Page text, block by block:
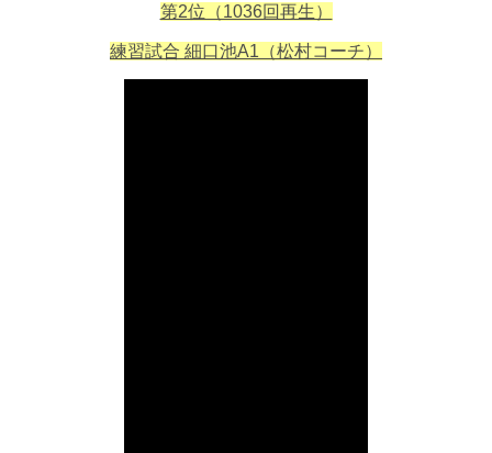
第2位（1036回再生）
練習試合 細口池A1（松村コーチ）